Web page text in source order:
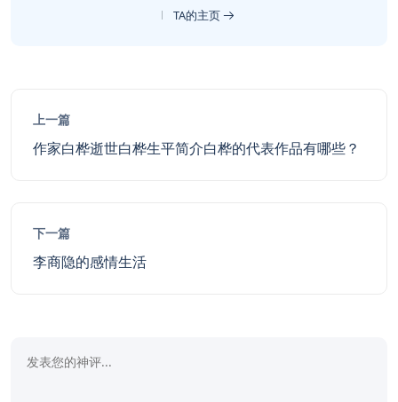
TA的主页
上一篇
作家白桦逝世白桦生平简介白桦的代表作品有哪些？
下一篇
李商隐的感情生活